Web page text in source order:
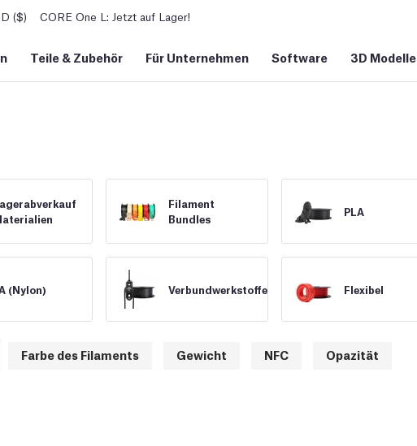
($) CORE One L: Jetzt auf Lager!
Teile & Zubehör Für Unternehmen Software 3D Modelle
Filament
Bundles
PLA
(Nylon) Verbundwerkstoffe Flexibel
Farbe des Filaments Gewicht NFC Opazität